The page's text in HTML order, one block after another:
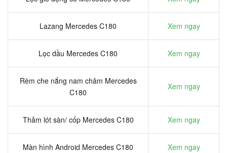
Lazang Mercedes C180 Xem ngay
Lọc dầu Mercedes C180 Xem ngay
Rèm che nắng nam châm Mercedes
C180
Xem ngay
Thảm lót sàn/ cốp Mercedes C180 Xem ngay
Màn hình Android Mercedes C180 Xem ngay